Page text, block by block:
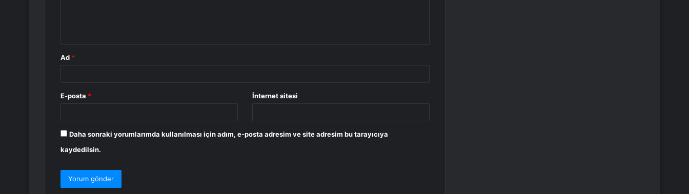
Ad *
E-posta * İnternet sitesi
Daha sonraki yorumlarımda kullanılması için adım, e-posta adresim ve site adresim bu tarayıcıya
kaydedilsin.